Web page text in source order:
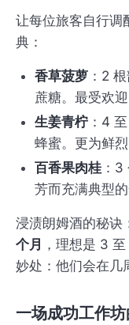
让每位旅客自行调
典：
香草菠萝 ：2
蔗糖。最受欢迎
生姜青柠 ：4
蜂蜜。更为鲜
百香果肉桂 ：
芳而充满典型的
浸渍朗姆酒的秘诀
个月 ，理想是 3
妙处：他们会在几
一场成功工作